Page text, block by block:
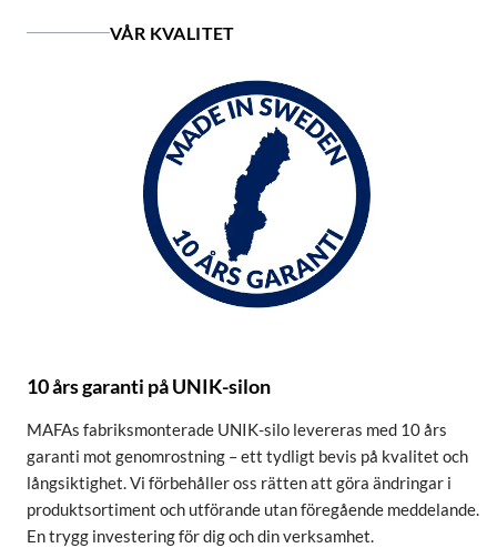
VÅR KVALITET
10 års garanti på UNIK-silon
MAFAs fabriksmonterade UNIK-silo levereras med 10 års
garanti mot genomrostning – ett tydligt bevis på kvalitet och
långsiktighet. Vi förbehåller oss rätten att göra ändringar i
produktsortiment och utförande utan föregående meddelande.
En trygg investering för dig och din verksamhet.